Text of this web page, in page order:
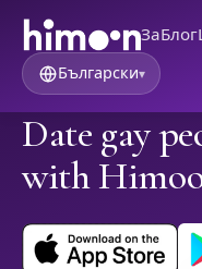
ЗаБлог
Български▾
Date gay
with